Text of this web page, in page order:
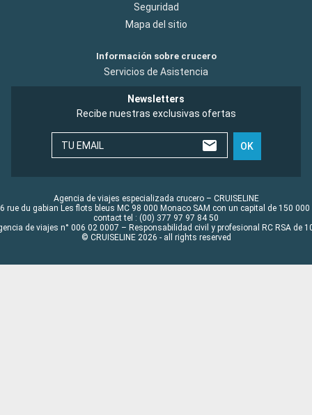
Seguridad
Mapa del sitio
Información sobre crucero
Servicios de Asistencia
Newsletters
Recibe nuestras exclusivas ofertas
TU EMAIL OK
Agencia de viajes especializada crucero – CRUISELINE
rue du gabian Les flots bleus MC 98 000 Monaco SAM con un capital de 150 000
contact tel : (00) 377 97 97 84 50
de viajes n° 006 02 0007 – Responsabilidad civil y profesional RC RSA de
© CRUISELINE 2026 - all rights reserved